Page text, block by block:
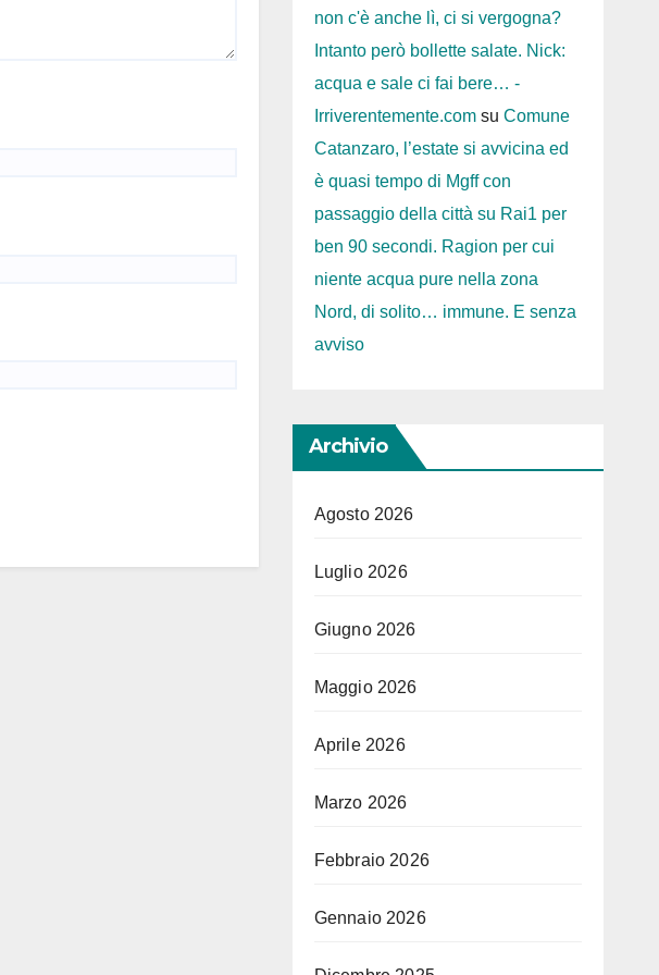
non c'è anche lì, ci si vergogna?
Intanto però bollette salate. Nick:
acqua e sale ci fai bere… -
Irriverentemente.comsu Comune
Catanzaro, l’estate si avvicina ed
è quasi tempo di Mgff con
passaggio della città su Rai1 per
ben 90 secondi. Ragion per cui
niente acqua pure nella zona
Nord, di solito… immune. E senza
avviso
Archivio
Agosto 2026
Luglio 2026
Giugno 2026
Maggio 2026
Aprile 2026
Marzo 2026
Febbraio 2026
Gennaio 2026